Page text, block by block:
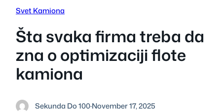
Svet Kamiona
Šta svaka firma treba da
zna o optimizaciji flote
kamiona
Sekunda Do 100·November 17, 2025